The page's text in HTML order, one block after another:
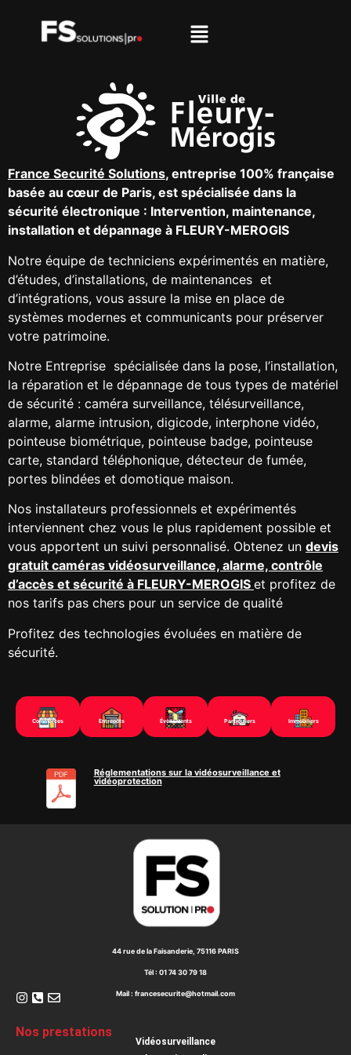
France Securité Solutions, entreprise 100% française
basée au cœur de Paris, est spécialisée dans la
sécurité électronique : Intervention, maintenance,
installation et dépannage à FLEURY-MEROGIS
Notre équipe de techniciens expérimentés en matière,
d’études, d’installations, de maintenances et
d’intégrations, vous assure la mise en place de
systèmes modernes et communicants pour préserver
votre patrimoine.
Notre Entreprise spécialisée dans la pose, l’installation,
la réparation et le dépannage de tous types de matériel
de sécurité : caméra surveillance, télésurveillance,
alarme, alarme intrusion, digicode, interphone vidéo,
pointeuse biométrique, pointeuse badge, pointeuse
carte, standard téléphonique, détecteur de fumée,
portes blindées et domotique maison.
Nos installateurs professionnels et expérimentés
interviennent chez vous le plus rapidement possible et
vous apportent un suivi personnalisé. Obtenez un devis
gratuit caméras vidéosurveillance, alarme, contrôle
d’accès et sécurité à FLEURY-MEROGIS et profitez de
nos tarifs pas chers pour un service de qualité
Profitez des technologies évoluées en matière de
sécurité.
Commerces Entrepôts Évènements Particuliers Immobiliers
Réglementations sur la vidéosurveillance et
vidéoprotection
44 rue de la Faisanderie, 75116 PARIS
Tél : 01 74 30 79 18
Mail : francesecurite@hotmail.com
Nos prestations
Vidéosurveillance